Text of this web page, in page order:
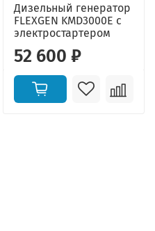
Дизельный генератор
FLEXGEN KMD3000E с
электростартером
52 600 ₽